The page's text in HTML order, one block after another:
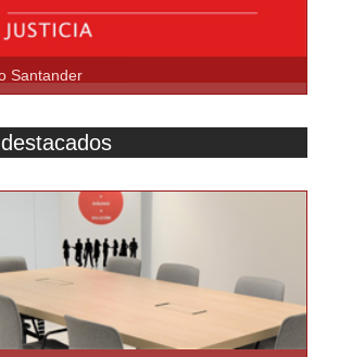
Santander